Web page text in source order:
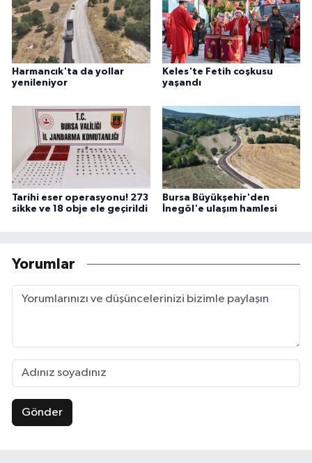
Harmancık'ta da yollar
yenileniyor
Keles'te Fetih coşkusu
yaşandı
Tarihi eser operasyonu! 273
sikke ve 18 obje ele geçirildi
Bursa Büyükşehir'den
İnegöl'e ulaşım hamlesi
Yorumlar
Gönder